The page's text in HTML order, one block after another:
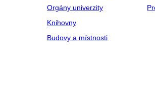
Orgány univerzity
Knihovny
Budovy a místnosti